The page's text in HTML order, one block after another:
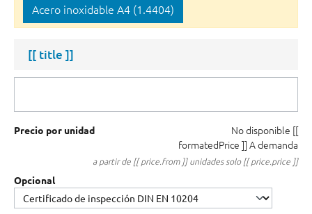
Acero inoxidable A4 (1.4404)
[[ title ]]
Precio por unidad No disponible [[
formatedPrice ]] A demanda
a partir de [[ price.from ]] unidades solo [[ price.price ]]
Opcional